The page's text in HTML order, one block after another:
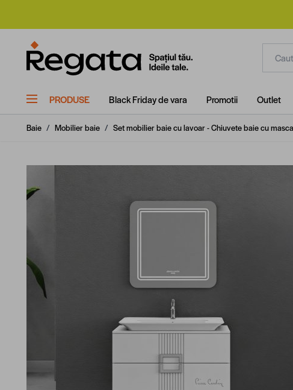
PRODUSE Black Friday de vara Promotii Outlet
Baie / Mobilier baie / Set mobilier baie cu lavoar - Chiuvete baie cu